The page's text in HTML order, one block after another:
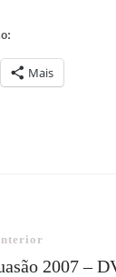
Mais
2007 –